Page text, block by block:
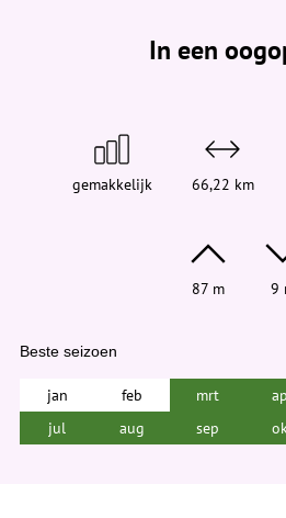
e
In een
gemakkelijk 66,22 km
87 m 9
Beste seizoen
jan feb mrt
jul
aug sep